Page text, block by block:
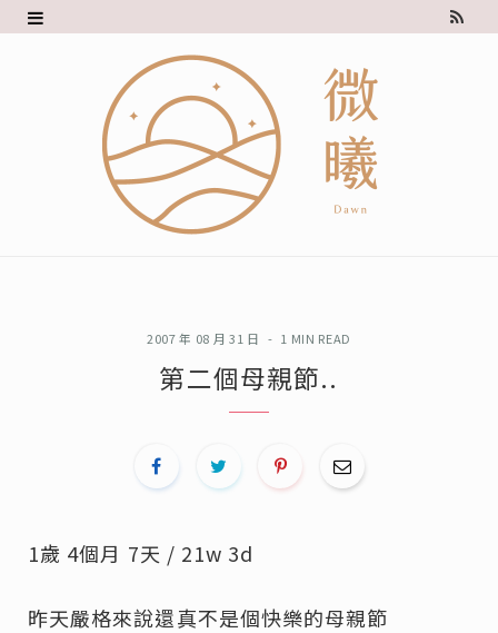
R
2007 年 08 月 31 日 1 MIN READ
第二個母親節..
1歲 4個月 7天 / 21w 3d
昨天嚴格來說還真不是個快樂的母親節